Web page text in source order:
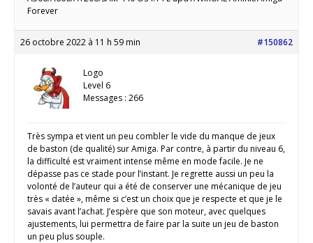
Forever
26 octobre 2022 à 11 h 59 min #150862
Logo
Level 6
Messages : 266
Très sympa et vient un peu combler le vide du manque de jeux
de baston (de qualité) sur Amiga. Par contre, à partir du niveau 6,
la difficulté est vraiment intense même en mode facile. Je ne
dépasse pas ce stade pour l’instant. Je regrette aussi un peu la
volonté de l’auteur qui a été de conserver une mécanique de jeu
très « datée », même si c’est un choix que je respecte et que je le
savais avant l’achat. J’espère que son moteur, avec quelques
ajustements, lui permettra de faire par la suite un jeu de baston
un peu plus souple.